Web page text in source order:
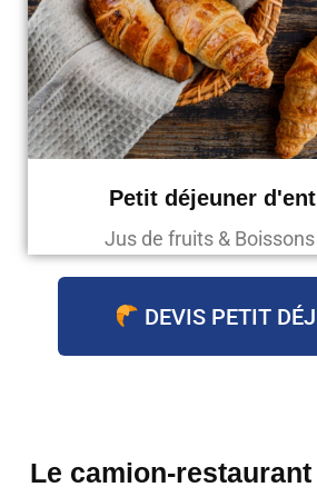
Petit déjeuner
Jus de fruits &
DEVIS PETIT
Le camion-